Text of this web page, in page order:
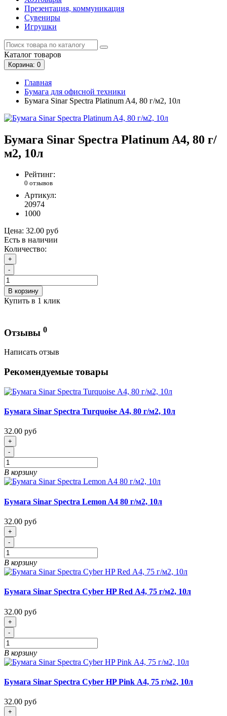
Презентация, коммуникация
Сувениры
Игрушки
Каталог товаров
Корзина: 0
Главная
Бумага для офисной техники
Бумага Sinar Spectra Platinum A4, 80 г/м2, 10л
Бумага Sinar Spectra Platinum A4, 80 г/
м2, 10л
Рейтинг:
0 отзывов
Артикул:
20974
1000
Цена: 32.00 руб
Есть в наличии
Количество:
+
-
В корзину
Купить в 1 клик
Отзывы 0
Написать отзыв
Рекомендуемые товары
Бумага Sinar Spectra Turquoise А4, 80 г/м2, 10л
32.00 руб
+
-
В корзину
Бумага Sinar Spectra Lemon A4 80 г/м2, 10л
32.00 руб
+
-
В корзину
Бумага Sinar Spectra Cyber HP Red А4, 75 г/м2, 10л
32.00 руб
+
-
В корзину
Бумага Sinar Spectra Cyber HP Pink А4, 75 г/м2, 10л
32.00 руб
+